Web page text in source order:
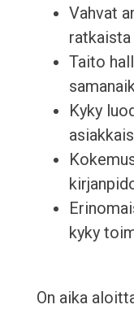
Vahvat
Taito
Kyky
kyky
On aika